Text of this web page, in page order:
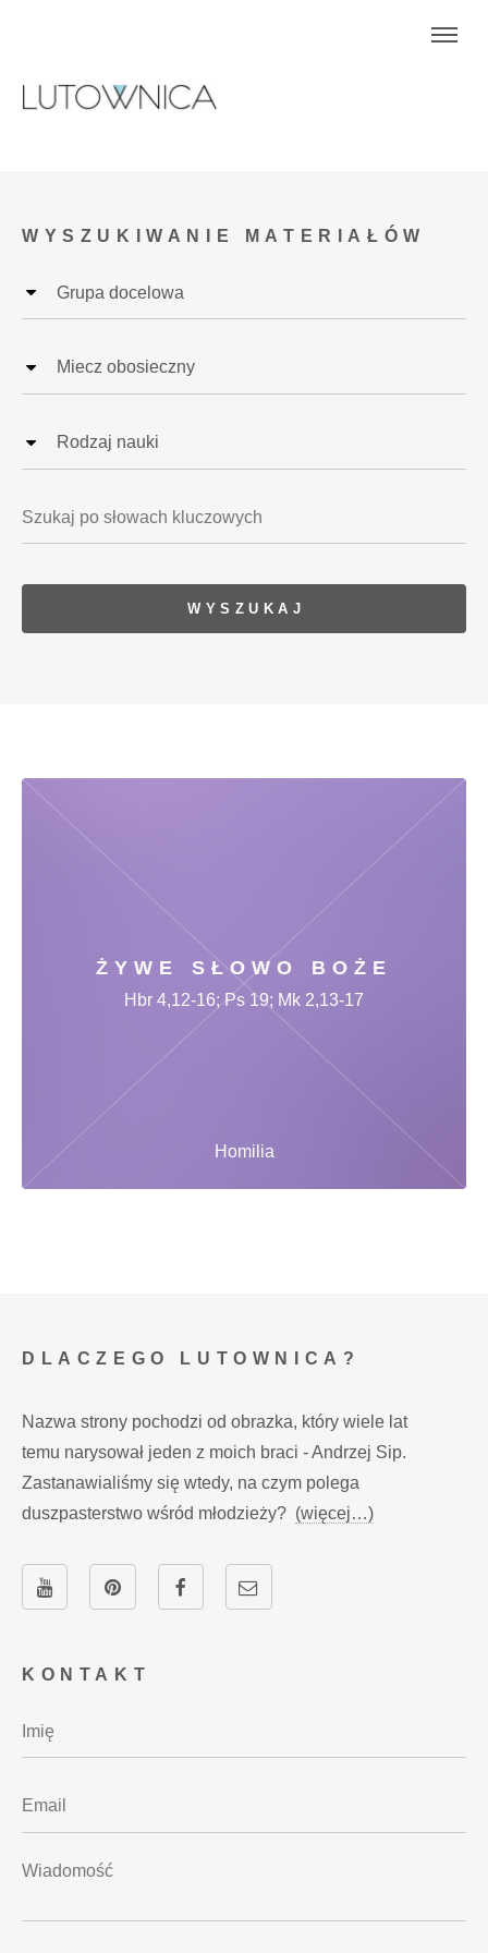
WYSZUKIWANIE MATERIAŁÓW
ŻYWE SŁOWO BOŻE
Homilia
Hbr 4,12-16; Ps 19; Mk 2,13-17
KONTAKT
DLACZEGO LUTOWNICA?
Nazwa strony pochodzi od obrazka, który wiele lat
temu narysował jeden z moich braci - Andrzej Sip.
Zastanawialiśmy się wtedy, na czym polega
duszpasterstwo wśród młodzieży? (więcej…)